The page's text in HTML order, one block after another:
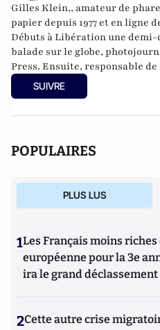
Gilles Klein,, amateur de
papier depuis 1977 et en ligne
Débuts à Libération une demi-
balade sur le globe,
Press. Ensuite, responsable
ELLE, avant d’écrire sur les
collaborer avec Atlantico. Par
SUIVRE
POPULAIRES
PLUS LUS
1Les Français moins
européenne pour la 3e
ira le grand déclassement
2Cette autre crise